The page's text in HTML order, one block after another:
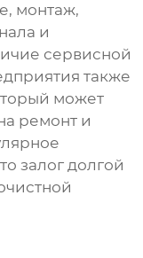
монтаж,
и
сервисной
также
может
ремонт и
залог долгой